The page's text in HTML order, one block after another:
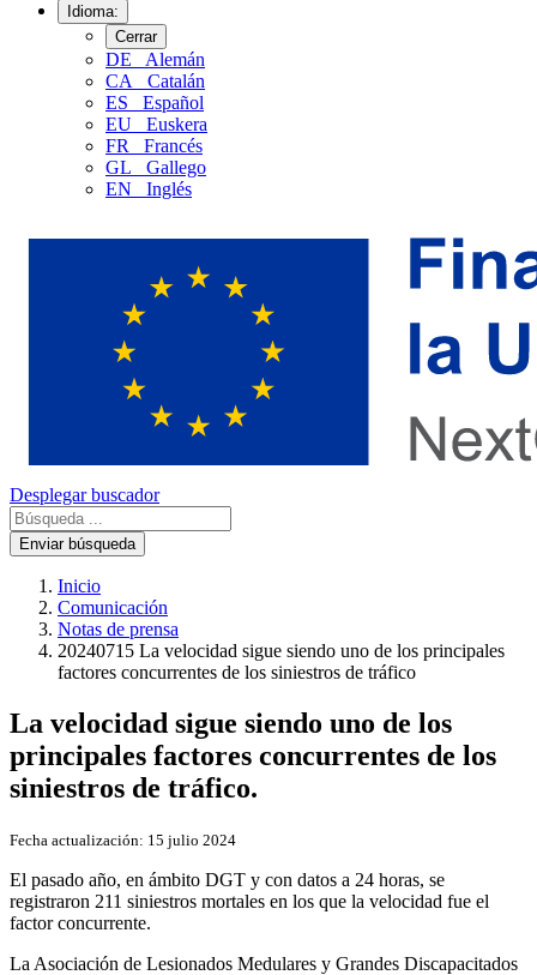
Idioma:
Cerrar
DE
Alemán
CA
Catalán
ES
Español
EU
Euskera
FR
Francés
GL
Gallego
EN
Inglés
Desplegar buscador
Enviar búsqueda
Inicio
Comunicación
Notas de prensa
20240715 La velocidad sigue siendo uno de los principales
factores concurrentes de los siniestros de tráfico
La velocidad sigue siendo uno de los
principales factores concurrentes de los
siniestros de tráfico.
Fecha actualización: 15 julio 2024
El pasado año, en ámbito DGT y con datos a 24 horas, se
registraron 211 siniestros mortales en los que la velocidad fue el
factor concurrente.
La Asociación de Lesionados Medulares y Grandes Discapacitados